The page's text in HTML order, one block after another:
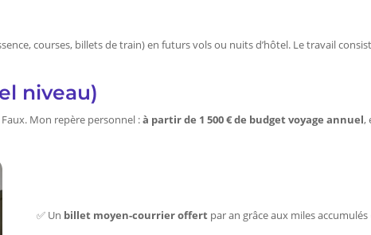
courses, billets de train) en futurs vols ou nuits d’hôtel. Le travail
niveau)
Mon repère personnel :à partir de 1 500 € de budget voyage annuel,
✅ Un billet moyen-courrier offert par an grâce aux miles